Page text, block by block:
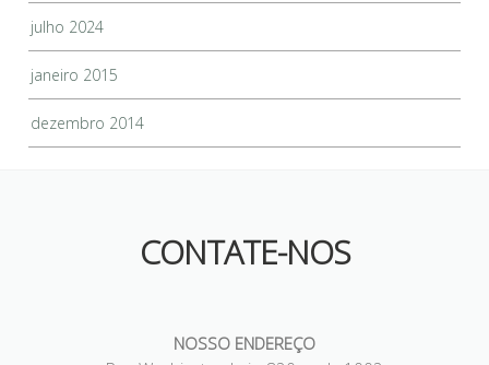
julho 2024
janeiro 2015
dezembro 2014
CONTATE-NOS
NOSSO ENDEREÇO